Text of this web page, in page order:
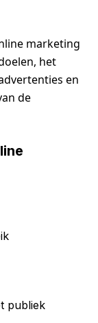
marketing
het
en
de
publiek